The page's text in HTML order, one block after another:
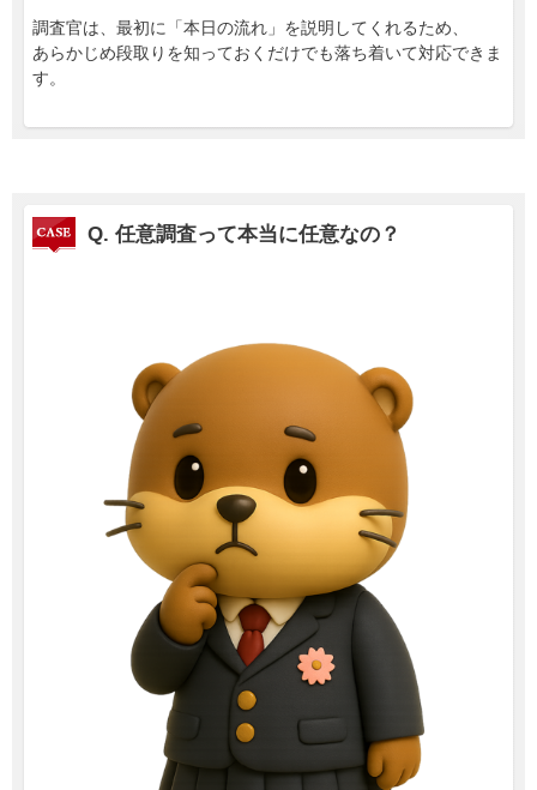
調査官は、最初に「本日の流れ」を説明してくれるため、
あらかじめ段取りを知っておくだけでも落ち着いて対応できま
す。
Q. 任意調査って本当に任意なの？